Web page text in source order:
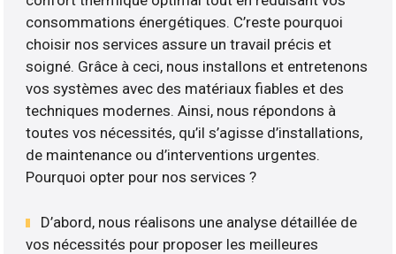
consommations énergétiques. C’reste pourquoi
choisir nos services assure un travail précis et
soigné. Grâce à ceci, nous installons et entretenons
vos systèmes avec des matériaux fiables et des
techniques modernes. Ainsi, nous répondons à
toutes vos nécessités, qu’il s’agisse d’installations,
de maintenance ou d’interventions urgentes.
Pourquoi opter pour nos services ?
D’abord, nous réalisons une analyse détaillée de
vos nécessités pour proposer les meilleures